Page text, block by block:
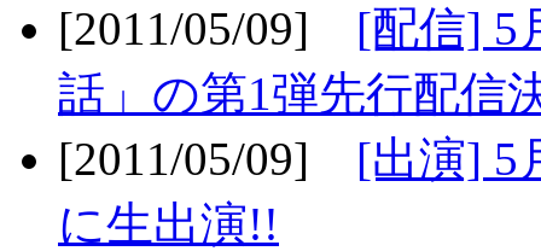
[2011/05/09] [配信] 5
話」の第1弾先行配信
[2011/05/09] [出演] 5
に生出演!!